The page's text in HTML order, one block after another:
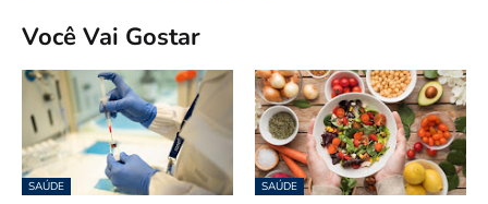
Você Vai Gostar
SAÚDE SAÚDE